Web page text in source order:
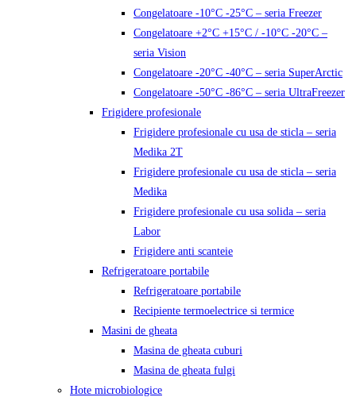
Congelatoare -10°C -25°C – seria Freezer
Congelatoare +2°C +15°C / -10°C -20°C –
seria Vision
Congelatoare -20°C -40°C – seria SuperArctic
Congelatoare -50°C -86°C – seria UltraFreezer
Frigidere profesionale
Frigidere profesionale cu usa de sticla – seria
Medika 2T
Frigidere profesionale cu usa de sticla – seria
Medika
Frigidere profesionale cu usa solida – seria
Labor
Frigidere anti scanteie
Refrigeratoare portabile
Refrigeratoare portabile
Recipiente termoelectrice si termice
Masini de gheata
Masina de gheata cuburi
Masina de gheata fulgi
Hote microbiologice